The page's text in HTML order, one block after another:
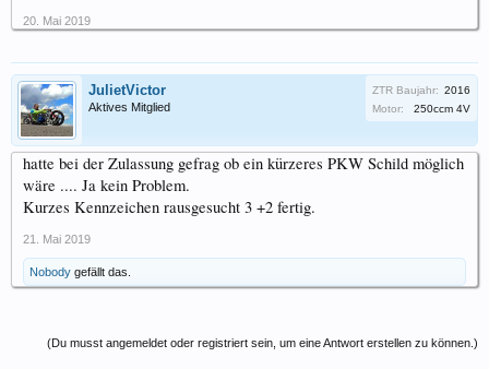
20. Mai 2019
JulietVictor
Aktives Mitglied
ZTR Baujahr: 2016
Motor:
250ccm 4V
hatte bei der Zulassung gefrag ob ein kürzeres PKW Schild möglich
wäre .... Ja kein Problem.
Kurzes Kennzeichen rausgesucht 3 +2 fertig.
21. Mai 2019
Nobody gefällt das.
(Du musst angemeldet oder registriert sein, um eine Antwort erstellen zu können.)